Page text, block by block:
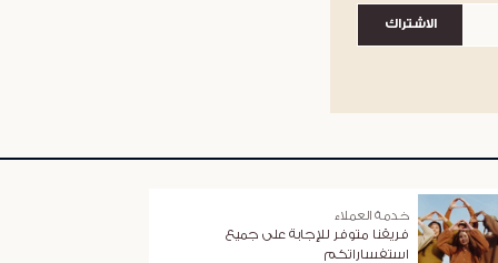
الاشتراك
خدمة العملاء
فريقنا متوفر للإجابة على جميع
استفساراتكم